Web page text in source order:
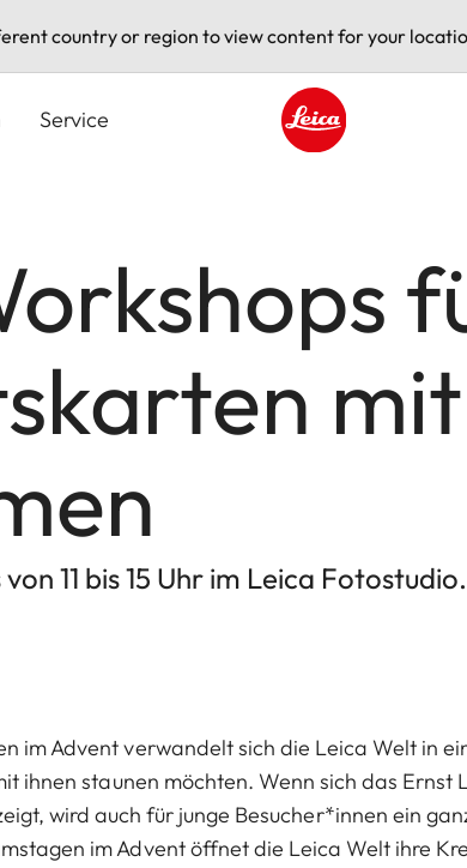
country or region to view content for your
Service
mit
11 bis 15 Uhr im Leica Fotostudio.
im Advent verwandelt sich die Leica Welt in
ihnen staunen möchten. Wenn sich das Ernst
wird auch für junge Besucher*innen ein
im Advent öffnet die Leica Welt ihre